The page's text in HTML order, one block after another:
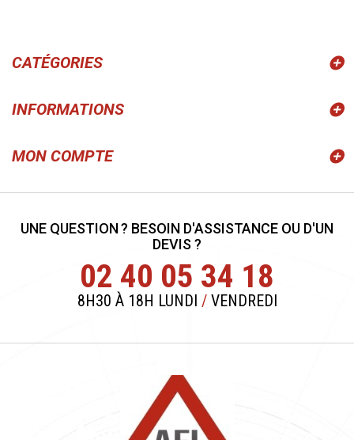
CATÉGORIES
INFORMATIONS
MON COMPTE
UNE QUESTION ? BESOIN D'ASSISTANCE OU D'UN
DEVIS ?
02 40 05 34 18
8H30 À 18H LUNDI /VENDREDI